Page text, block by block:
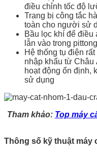
điều chỉnh tốc độ
Trang bị công tắc
toàn cho người sử
Bầu lọc khí để
lẫn vào trong pittong
Hệ thống tụ điện
nhập khẩu từ Châu
hoạt động ổn định,
sử dụng
Tham khảo: Top máy
Thông số kỹ thuật máy